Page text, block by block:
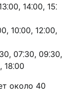
14⁚00, 15⁚
10⁚00, 12⁚00,
07⁚30, 09⁚30,
18⁚00
около 40